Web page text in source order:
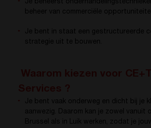
Je beheerst
beheer van commerciële
Je bent in staat een gestructureerde
strategie uit te bouwen.
Je bent vaak onderweg en dicht bij je
aanwezig. Daarom kan je zowel vanuit
Brussel als in Luik werken, zodat je